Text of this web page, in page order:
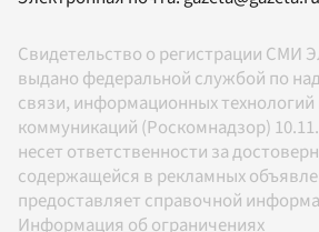
Свидетельство о регистрации СМИ
выдано федеральной службой по
связи, информационных
коммуникаций (Роскомнадзор)
несет ответственности за
содержащейся в рекламных
предоставляет справочной
Информация об ограничениях